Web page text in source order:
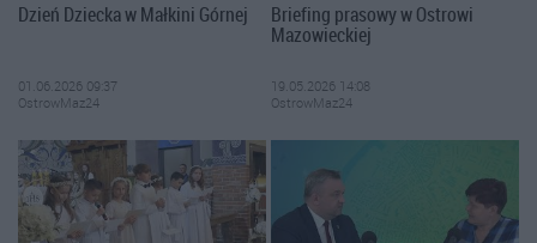
Dzień Dziecka w Małkini Górnej
01.06.2026 09:37
OstrowMaz24
Briefing prasowy w Ostrowi
Mazowieckiej
19.05.2026 14:08
OstrowMaz24